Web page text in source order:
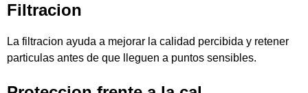
Filtracion
La filtracion ayuda a mejorar la calidad percibida y retener
particulas antes de que lleguen a puntos sensibles.